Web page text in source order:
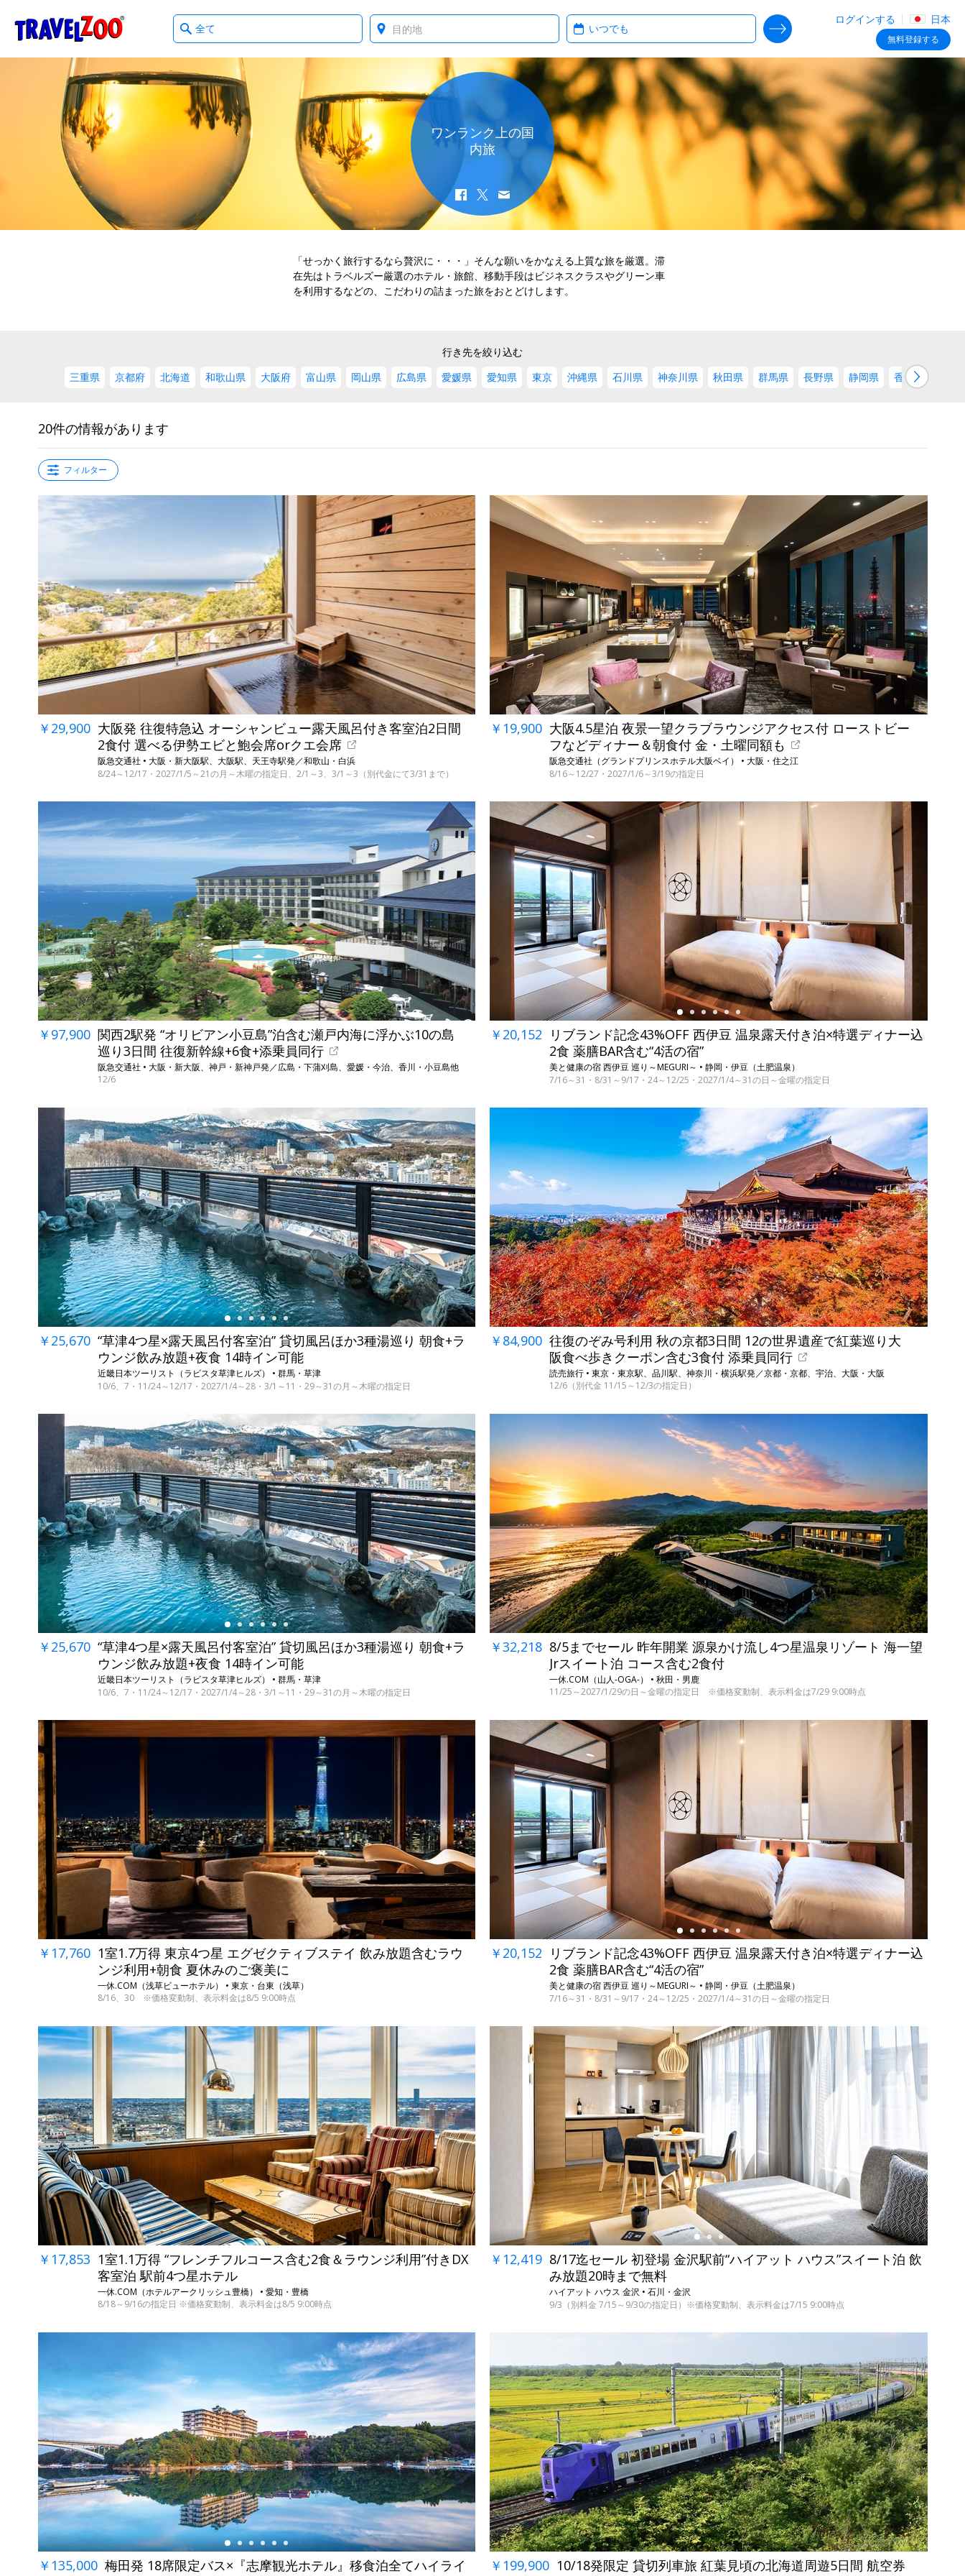
Travelzoo ログインする 日本
無料登録する
What
type
Where? When?
SEARCH DEALS
ワンランク上の国
内旅
「せっかく旅行するなら贅沢に・・・」そんな願いをかなえる上質な旅を厳選。滞
在先はトラベルズー厳選のホテル・旅館、移動手段はビジネスクラスやグリーン車
を利用するなどの、こだわりの詰まった旅をおとどけします。
行き先を絞り込む
三重県 京都府 北海道 和歌山県 大阪府 富山県 岡山県 広島県 愛媛県 愛知県 東京 沖縄県 石川県 神奈川県 秋田県 群馬県 長野県 静岡県 香川県
20件の情報があります
フィルター
￥29,900 大阪発 往復特急込 オーシャンビュー露天風呂付き客室泊2日間
2食付 選べる伊勢エビと鮑会席orクエ会席
阪急交通社 • 大阪・新大阪駅、大阪駅、天王寺駅発／和歌山・白浜
8/24～12/17・2027/1/5～21の月～木曜の指定日、2/1～3、3/1～3（別代金にて3/31まで）
￥19,900 大阪4.5星泊 夜景一望クラブラウンジアクセス付 ローストビー
フなどディナー＆朝食付 金・土曜同額も
阪急交通社（グランドプリンスホテル大阪ベイ） • 大阪・住之江
8/16～12/27・2027/1/6～3/19の指定日
￥97,900 関西2駅発 “オリビアン小豆島”泊含む瀬戸内海に浮かぶ10の島
巡り3日間 往復新幹線+6食+添乗員同行
阪急交通社 • 大阪・新大阪、神戸・新神戸発／広島・下蒲刈島、愛媛・今治、香川・小豆島他
12/6
←
￥20,152
リブランド記念43%OFF 西伊豆 温泉露天付き泊×特選ディナー込
2食 薬膳BAR含む“4活の宿”
美と健康の宿 西伊豆 巡り～MEGURI～ • 静岡・伊豆（土肥温泉）
7/16～31・8/31～9/17・24～12/25・2027/1/4～31の日～金曜の指定日
← →
￥25,670 “草津4つ星×露天風呂付客室泊” 貸切風呂ほか3種湯巡り 朝食+ラ
ウンジ飲み放題+夜食 14時イン可能
近畿日本ツーリスト（ラビスタ草津ヒルズ） • 群馬・草津
10/6、7・11/24～12/17・2027/1/4～28・3/1～11・29～31の月～木曜の指定日
￥84,900 往復のぞみ号利用 秋の京都3日間 12の世界遺産で紅葉巡り大
阪食べ歩きクーポン含む3食付 添乗員同行
読売旅行 • 東京・東京駅、品川駅、神奈川・横浜駅発／京都・京都、宇治、大阪・大阪
12/6（別代金 11/15～12/3の指定日）
← →
￥25,670 “草津4つ星×露天風呂付客室泊” 貸切風呂ほか3種湯巡り 朝食+ラ
ウンジ飲み放題+夜食 14時イン可能
近畿日本ツーリスト（ラビスタ草津ヒルズ） • 群馬・草津
10/6、7・11/24～12/17・2027/1/4～28・3/1～11・29～31の月～木曜の指定日
￥32,218 8/5までセール 昨年開業 源泉かけ流し4つ星温泉リゾート 海一望
Jrスイート泊 コース含む2食付
一休.COM（山人-OGA-） • 秋田・男鹿
11/25～2027/1/29の日～金曜の指定日 ※価格変動制、表示料金は7/29 9:00時点
￥17,760 1室1.7万得 東京4つ星 エグゼクティブステイ 飲み放題含むラウ
ンジ利用+朝食 夏休みのご褒美に
一休.COM（浅草ビューホテル） • 東京・台東（浅草）
8/16、30 ※価格変動制、表示料金は8/5 9:00時点
←
￥20,152
リブランド記念43%OFF 西伊豆 温泉露天付き泊×特選ディナー込
2食 薬膳BAR含む“4活の宿”
美と健康の宿 西伊豆 巡り～MEGURI～ • 静岡・伊豆（土肥温泉）
7/16～31・8/31～9/17・24～12/25・2027/1/4～31の日～金曜の指定日
￥17,853 1室1.1万得 “フレンチフルコース含む2食＆ラウンジ利用”付きDX
客室泊 駅前4つ星ホテル
一休.COM（ホテルアークリッシュ豊橋） • 愛知・豊橋
8/18～9/16の指定日 ※価格変動制、表示料金は8/5 9:00時点
￥12,419 8/17迄セール 初登場 金沢駅前“ハイアット ハウス”スイート泊 飲
み放題20時まで無料
ハイアット ハウス 金沢 • 石川・金沢
9/3（別料金 7/15～9/30の指定日）※価格変動制、表示料金は7/15 9:00時点
← →
￥135,000 梅田発 18席限定バス×『志摩観光ホテル』移食泊全てハイライ
￥199,900 10/18発限定 貸切列車旅 紅葉見頃の北海道周遊5日間 航空券